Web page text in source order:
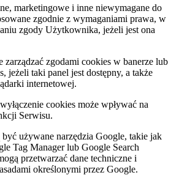
marketingowe i inne niewymagane do
zgodnie z wymaganiami prawa, w
zgody Użytkownika, jeżeli jest ona
zgodami cookies w banerze lub
jeżeli taki panel jest dostępny, a także
internetowej.
cookies może wpływać na
Serwisu.
używane narzędzia Google, takie jak
Tag Manager lub Google Search
przetwarzać dane techniczne i
określonymi przez Google.